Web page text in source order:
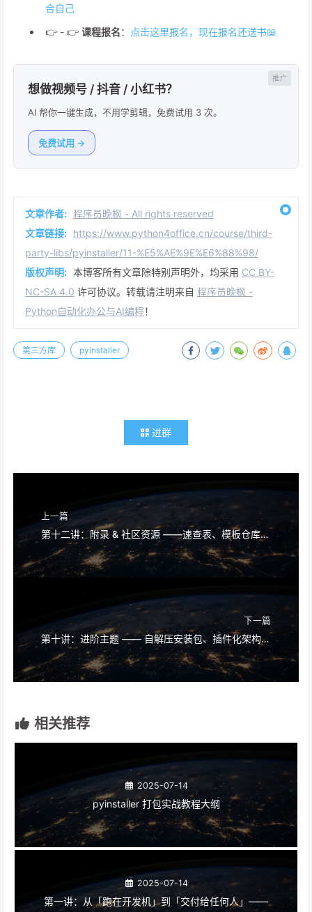
合自己
👉 - 👉 课程报名： 点击这里报名，现在报名还送书📖
想做视频号 / 抖音 / 小红书？
AI 帮你一键生成，不用学剪辑，免费试用 3 次。
免费试用 →
文章作者: 程序员晚枫 - All rights reserved
文章链接: https://www.python4office.cn/course/third-
party-libs/pyinstaller/11-%E5%AE%9E%E6%88%98/
版权声明: 本博客所有文章除特别声明外，均采用 CC BY-
NC-SA 4.0 许可协议。转载请注明来自 程序员晚枫 -
Python自动化办公与AI编程！
第三方库 pyinstaller
进群
上一篇
第十二讲：附录 & 社区资源 ——速查表、模板仓库、贡献指南与版本迁移笔记
下一篇
第十讲：进阶主题 —— 自解压安装包、插件化架构、商业级保护一次打通
相关推荐
2025-07-14
pyinstaller 打包实战教程大纲
2025-07-14
第一讲：从「跑在开发机」到「交付给任何人」——